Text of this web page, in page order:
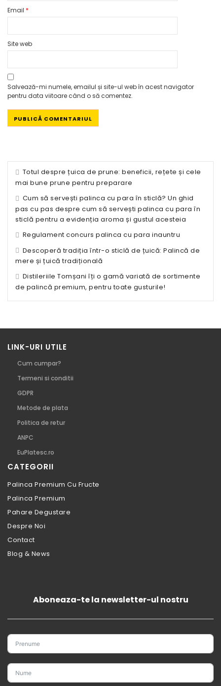
Email *
Site web
Salvează-mi numele, emailul și site-ul web în acest navigator
pentru data viitoare când o să comentez.
Totul despre țuica de prune: beneficii, rețete și cele
mai bune prune pentru preparare
Cum să servești palinca cu para în sticlă? Un ghid
pas cu pas despre cum să servești palinca cu para în
sticlă pentru a evidenția aroma și gustul acesteia
Regulament concurs palinca cu para inauntru
Descoperă tradiția într-o sticlă de țuică: Palincă de
mere și țuică tradițională
Distileriile Tomșani îți o gamă variată de sortimente
de palincă premium, pentru toate gusturile!
LINK-URI UTILE
Cum cumpar?
Termeni si conditii
GDPR
Metode de plata
Politica de retur
ANPC
EuPlatesc.ro
CATEGORII
Palinca Premium Cu Fructe
Palinca Premium
Pahare Degustare
Despre Noi
Contact
Blog & News
Aboneaza-te la newsletter-ul nostru